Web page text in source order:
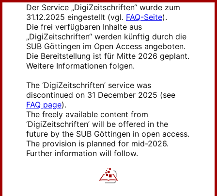
Der Service „DigiZeitschriften“ wurde zum
31.12.2025 eingestellt (vgl. FAQ-Seite).
Die frei verfügbaren Inhalte aus
„DigiZeitschriften“ werden künftig durch die
SUB Göttingen im Open Access angeboten.
Die Bereitstellung ist für Mitte 2026 geplant.
Weitere Informationen folgen.
The ‘DigiZeitschriften’ service was
discontinued on 31 December 2025 (see
FAQ page).
The freely available content from
‘DigiZeitschriften’ will be offered in the
future by the SUB Göttingen in open access.
The provision is planned for mid-2026.
Further information will follow.